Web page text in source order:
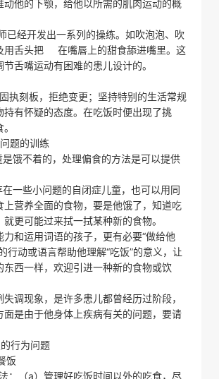
动他的下颚，给他以所需的肌肉运动的概
经开发出一系列的操练。如吹泡泡、吹
用舌头把 在嘴唇上的甜食舔进嘴里。这
舌嘴运动有困难的患儿设计的。
固执刻板，拒绝变更；坚持特别的生活常规
持有怀疑的态度。在吃饭时便出现了挑
题的训练
饿不着的，处理偏食的方法是可以提供
一些小问题的自闭症儿童，也可以用同
上营养全面的食物，要是他饿了，知道吃
更可能过来拭一拭某种新的食物。
力和运用词语的孩子，更有必要“做给他
行动或语言帮助他理解“吃饭”的意义，让
东西一样，欢迎引进一种新的食物或饮
调现象，是许多患儿都曾经历过阶段，
面是由于他身体上疾病有关的问题，要请
的行为问题
饭
a）管理好吃饭时间以外的吃食，尽